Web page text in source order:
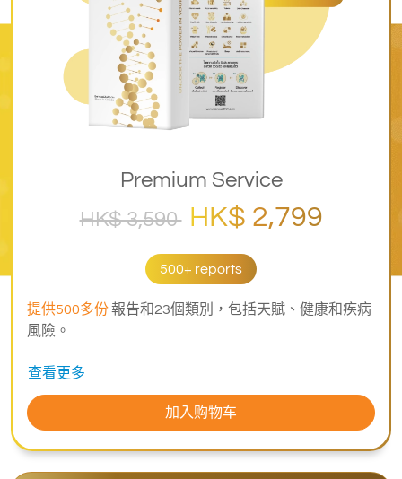
Premium Service
HK$ 3,590 HK$ 2,799
500+ reports
提供500多份報告和23個類別，包括天賦、健康和疾病
風險。
查看更多
加入购物车